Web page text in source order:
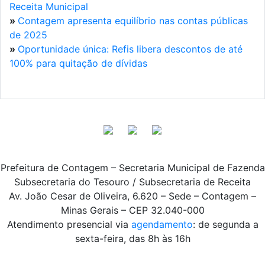
Receita Municipal
» Contagem apresenta equilíbrio nas contas públicas
de 2025
» Oportunidade única: Refis libera descontos de até
100% para quitação de dívidas
Prefeitura de Contagem – Secretaria Municipal de Fazenda
Subsecretaria do Tesouro / Subsecretaria de Receita
Av. João Cesar de Oliveira, 6.620 – Sede – Contagem –
Minas Gerais – CEP 32.040-000
Atendimento presencial via agendamento: de segunda a
sexta-feira, das 8h às 16h